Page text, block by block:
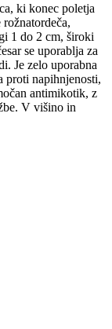
ki konec poletja
1 do 2 cm, široki
se uporablja za
Je zelo uporabna
proti napihnjenosti,
antimikotik, z
V višino in